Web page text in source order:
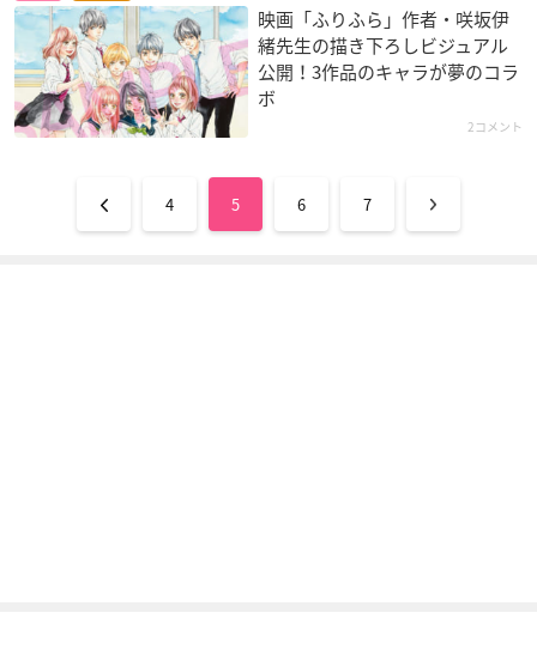
映画「ふりふら」作者・咲坂伊
緒先生の描き下ろしビジュアル
公開！3作品のキャラが夢のコラ
ボ
2コメント
4 5 6 7